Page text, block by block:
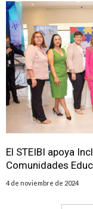
El STEIBI apoya
Comunidades
4 de noviembre de 2024